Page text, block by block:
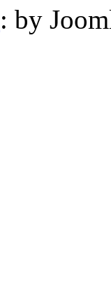
: by